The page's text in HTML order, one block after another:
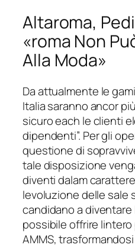
Altaroma,
«roma Non
Alla Moda»
Da attualmente le
Italia saranno ancor
sicuro each le clienti
dipendenti”. Per gli
questione di
tale disposizione
diventi dalam
levoluzione delle
candidano a diventare
possibile offrire
AMMS, trasformandosi